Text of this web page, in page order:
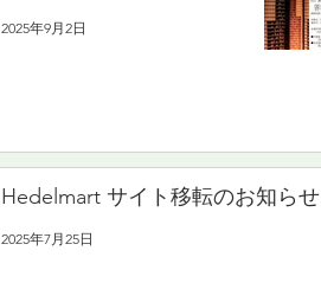
2025年9月2日
Hedelmart サイト移転のお知らせ
2025年7月25日